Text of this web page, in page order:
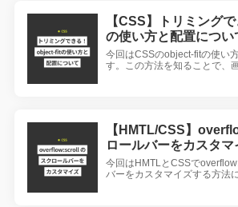
【CSS】トリミング
の使い方と配置につい
今回はCSSのobject-fitの使い
す。この方法を知ることで、
【HMTL/CSS】
ロールバーをカスタ
今回はHMTLとCSSで
バーをカスタマイズする方法